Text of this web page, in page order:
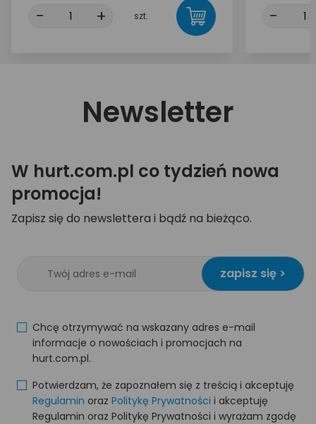
- + szt. -
Newsletter
W hurt.com.pl co tydzień nowa
promocja!
Zapisz się do newslettera i bądź na bieżąco.
zapisz się >
Chcę otrzymywać na wskazany adres e-mail
informacje o nowościach i promocjach na
hurt.com.pl.
Potwierdzam, że zapoznałem się z treścią i akceptuję
Regulamin oraz Politykę Prywatności i akceptuję
Regulamin oraz Politykę Prywatności i wyrażam zgodę